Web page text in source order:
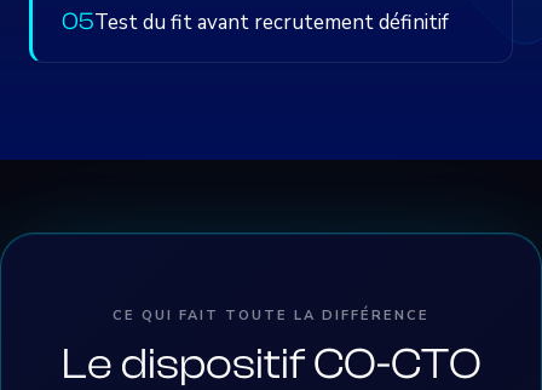
05Test du fit avant recrutement définitif
CE QUI FAIT TOUTE LA DIFFÉRENCE
Le dispositif CO-CTO